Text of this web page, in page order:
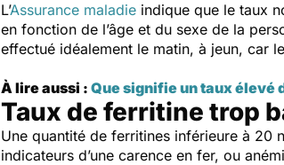
L’Assurance maladie indique que le taux
en fonction de l’âge et du sexe de la
effectué idéalement le matin, à jeun, car
À lire aussi : Que signifie un taux élevé
Taux de ferritine trop
Une quantité de ferritines inférieure à 20
indicateurs d’une carence en fer, ou